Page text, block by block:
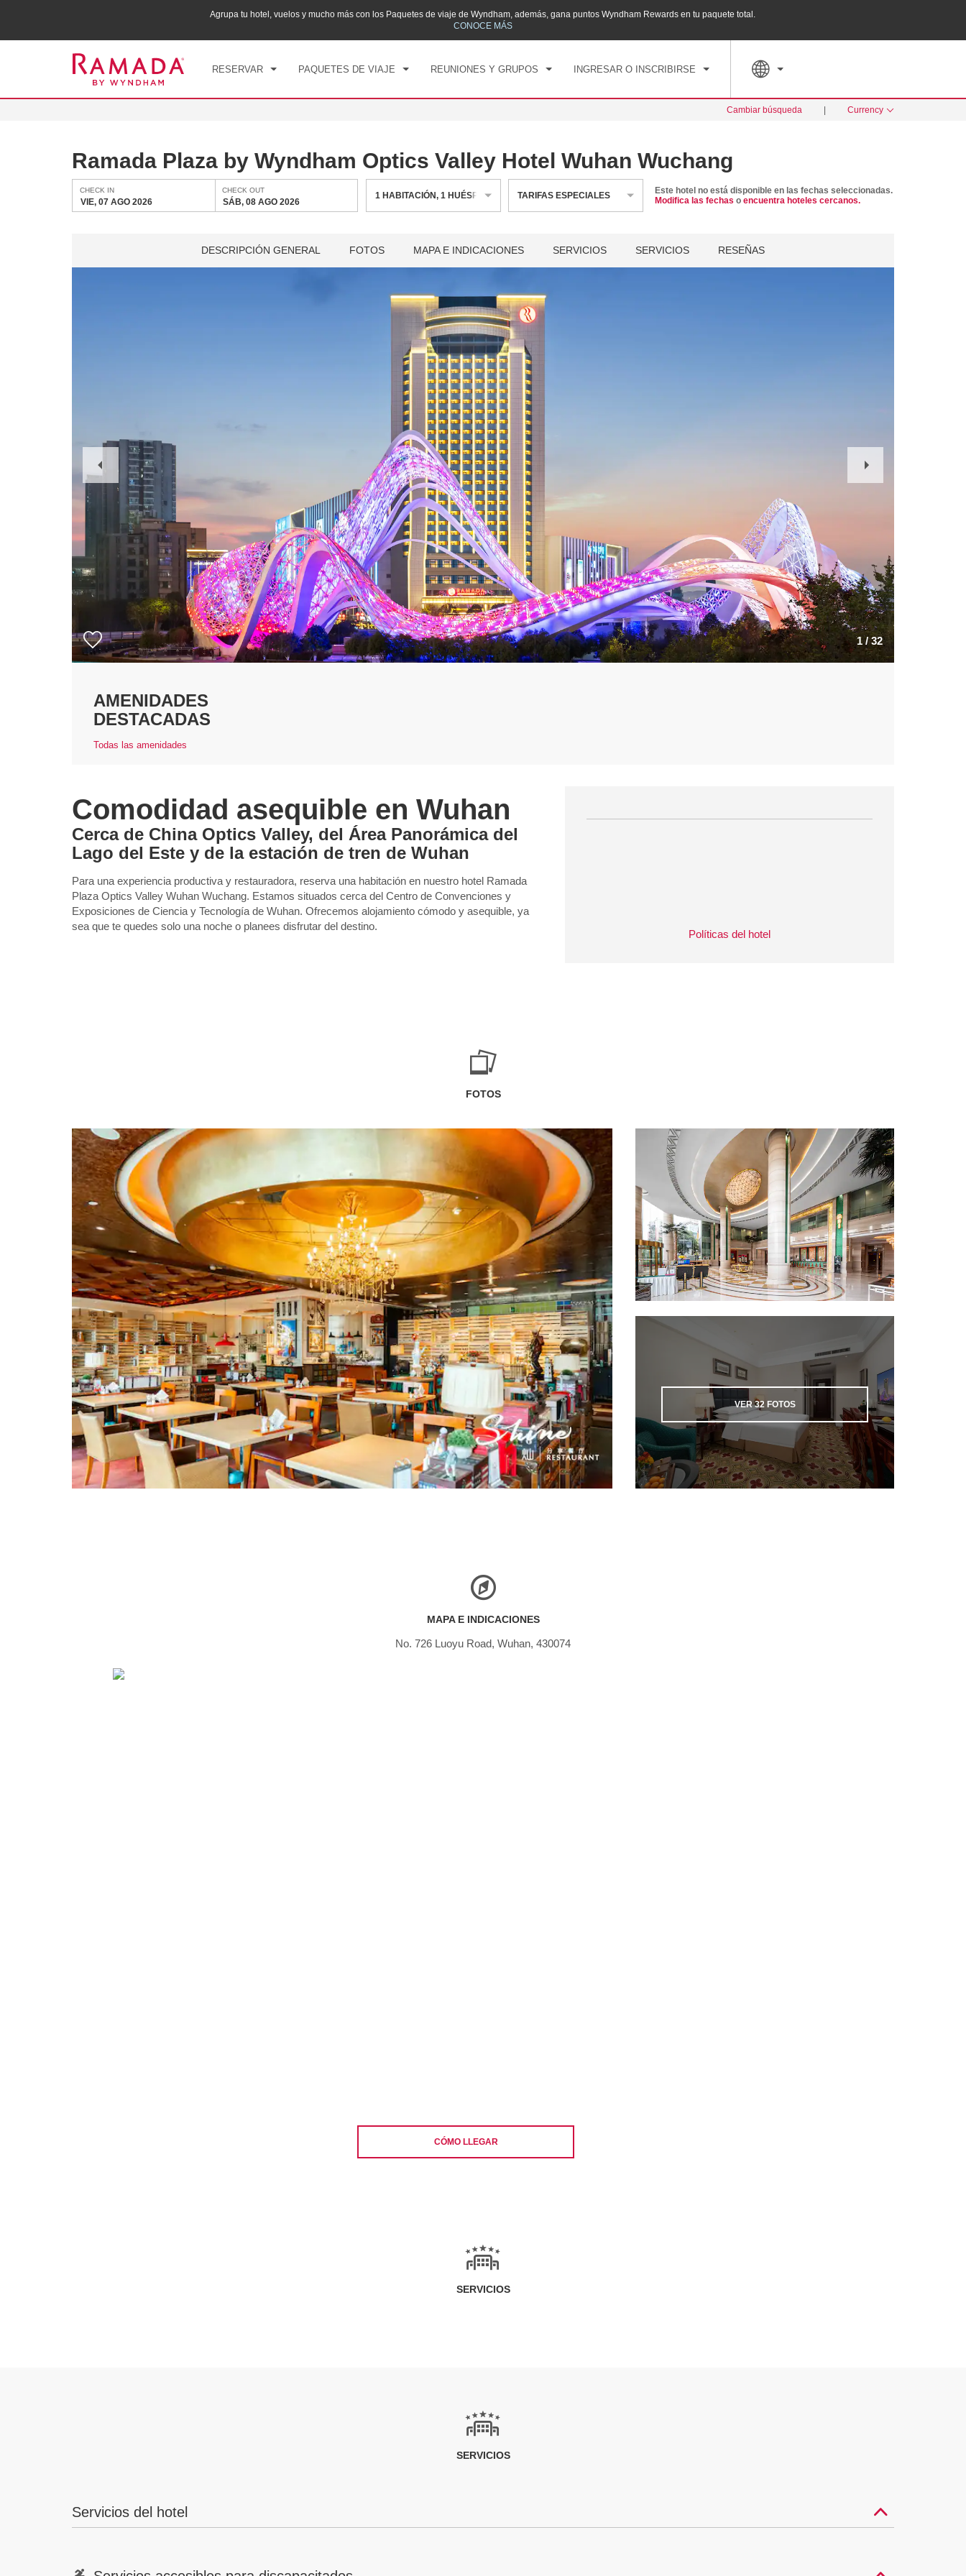
Agrupa tu hotel, vuelos y mucho más con los Paquetes de viaje de Wyndham, además, gana puntos Wyndham Rewards en tu paquete total.
CONOCE MÁS
RESERVAR PAQUETES DE VIAJE REUNIONES Y GRUPOS INGRESAR O INSCRIBIRSE
CHECK IN CHECK OUT
SÁB, 08 AGO 2026
Cambiar búsqueda Currency
Ramada Plaza by Wyndham Optics Valley Hotel Wuhan Wuchang
CHECK IN
VIE, 07 AGO 2026
CHECK OUT
SÁB, 08 AGO 2026
1 HABITACIÓN,1 HUÉSPED TARIFAS ESPECIALES
Este hotel no está disponible en las fechas seleccionadas.
Modifica las fechas o encuentra hoteles cercanos.
DESCRIPCIÓN GENERAL FOTOS MAPA E INDICACIONES SERVICIOS SERVICIOS RESEÑAS
1/32
Previous
Slide
Slide
AMENIDADES
DESTACADAS
Todas las amenidades
Políticas del hotel
Comodidad asequible en Wuhan
Cerca de China Optics Valley, del Área Panorámica del
Lago del Este y de la estación de tren de Wuhan
Para una experiencia productiva y restauradora, reserva una habitación en nuestro hotel Ramada
Plaza Optics Valley Wuhan Wuchang. Estamos situados cerca del Centro de Convenciones y
Exposiciones de Ciencia y Tecnología de Wuhan. Ofrecemos alojamiento cómodo y asequible, ya
sea que te quedes solo una noche o planees disfrutar del destino.
FOTOS
VER32FOTOS
MAPA E INDICACIONES
No. 726 Luoyu Road, Wuhan, 430074
CÓMO LLEGAR
SERVICIOS
SERVICIOS
Servicios del hotel